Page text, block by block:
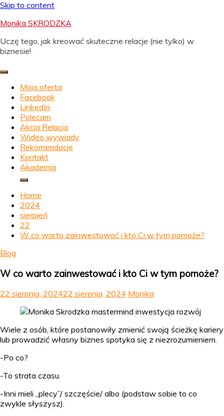
Skip to content
Monika SKRODZKA
Uczę tego, jak kreować skuteczne relacje (nie tylko) w
biznesie!
Moja oferta
Facebook
LinkedIn
Polecam
Akcja Relacja
Wideo wywiady
Rekomendacje
Kontakt
Akademia
Home
2024
sierpień
22
W co warto zainwestować i kto Ci w tym pomoże?
Blog
W co warto zainwestować i kto Ci w tym pomoże?
22 sierpnia, 202422 sierpnia, 2024 Monika
Wiele z osób, które postanowiły zmienić swoją ścieżkę kariery
lub prowadzić własny biznes spotyka się z niezrozumieniem.
-Po co?
-To strata czasu.
-Inni mieli „plecy”/ szczęście/ albo (podstaw sobie to co
zwykle słyszysz).